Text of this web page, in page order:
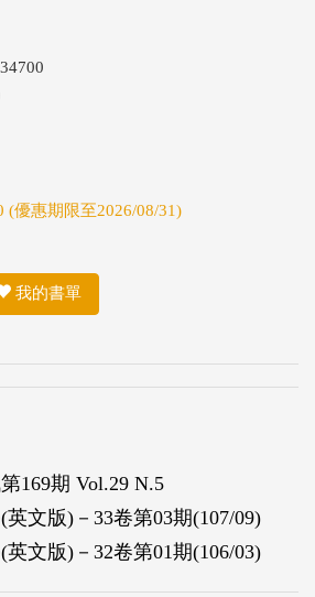
(優惠期限至2026/08/31)
我的書單
169期 Vol.29 N.5
文版)－33卷第03期(107/09)
文版)－32卷第01期(106/03)